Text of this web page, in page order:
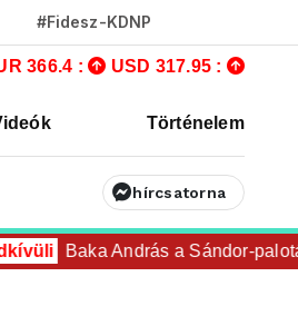
#Fidesz-KDNP
366.4 : USD 317.95 :
Történelem
hírcsatorna
Baka András a Sándor-